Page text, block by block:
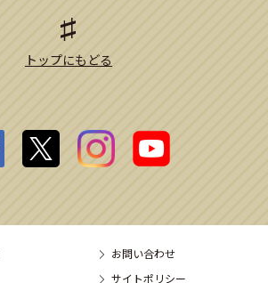
トップにもどる
お問い合わせ
サイトポリシー